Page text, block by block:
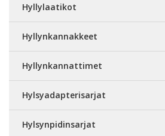
Hyllylaatikot
Hyllynkannakkeet
Hyllynkannattimet
Hylsyadapterisarjat
Hylsynpidinsarjat